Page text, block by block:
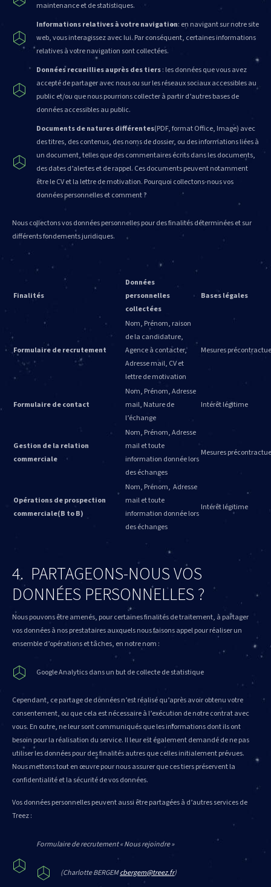
maintenance et de statistiques.
Informations relatives à votre navigation: en navigant sur notre site
web, vous interagissez avec lui. Par conséquent, certaines informations
relatives à votre navigation sont collectées.
Données recueillies auprès des tiers: les données que vous avez
accepté de partager avec nous ou sur les réseaux sociaux accessibles au
public et/ou que nous pourrions collecter à partir d’autres bases de
données accessibles au public.
Documents de natures différentes(PDF, format Office, Image) avec
des titres, des contenus, des noms de dossier, ou des informations liées à
un document, telles que des commentaires écrits dans les documents,
des dates d’alertes et de rappel. Ces documents peuvent notamment
être le CV et la lettre de motivation.Pourquoi collectons-nous vos
données personnelles et comment ?
Nous collectons vos données personnelles pour des finalités déterminées et sur
différents fondements juridiques.
Finalités
Données
personnelles
collectées
Bases légales
Formulaire de recrutement
Nom, Prénom, raison
de la candidature,
Agence à contacter,
Adresse mail, CV et
lettre de motivation
Mesures
Formulaire de contact
Nom, Prénom, Adresse
mail, Nature de
l’échange
Intérêt légitime
Gestion de la relation
commerciale
Nom, Prénom, Adresse
mail et toute
information donnée lors
des échanges
Mesures
Opérations de prospection
commerciale(B to B)
Nom, Prénom, Adresse
mail et toute
information donnée lors
des échanges
Intérêt légitime
4. PARTAGEONS-NOUS VOS
DONNÉES PERSONNELLES ?
Nous pouvons être amenés, pour certaines finalités de traitement, à partager
vos données à nos prestataires auxquels nous faisons appel pour réaliser un
ensemble d’opérations et tâches, en notre nom :
Google Analytics dans un but de collecte de statistique
Cependant, ce partage de données n’est réalisé qu’après avoir obtenu votre
consentement, ou que cela est nécessaire à l’exécution de notre contrat avec
vous. En outre, ne leur sont communiqués que les informations dont ils ont
besoin pour la réalisation du service. Il leur est également demandé de ne pas
utiliser les données pour des finalités autres que celles initialement prévues.
Nous mettons tout en œuvre pour nous assurer que ces tiers préservent la
confidentialité et la sécurité de vos données.
Vos données personnelles peuvent aussi être partagées à d’autres services de
Treez :
Formulaire de recrutement « Nous rejoindre »
(Charlotte BERGEMcbergem@treez.fr)